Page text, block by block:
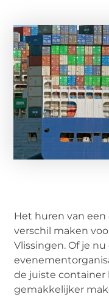
Het huren van
verschil maken
Vlissingen. Of je
de juiste container
gemakkelijker